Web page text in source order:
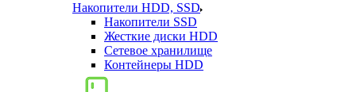
Накопители HDD, SSD
Накопители SSD
Жесткие диски HDD
Сетевое хранилище
Контейнеры HDD